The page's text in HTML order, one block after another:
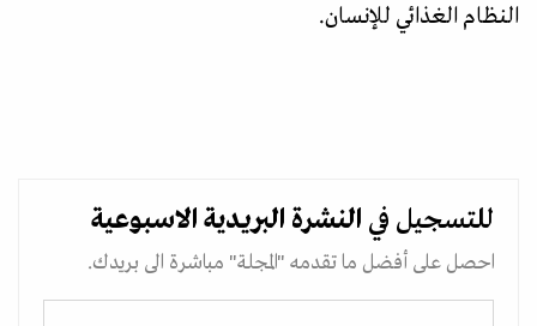
النظام الغذائي للإنسان.
للتسجيل في النشرة البريدية الاسبوعية
احصل على أفضل ما تقدمه "المجلة" مباشرة الى بريدك.